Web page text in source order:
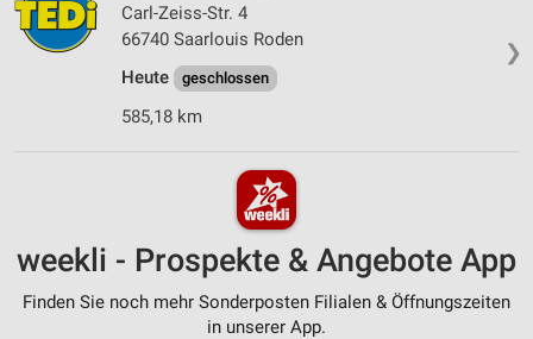
❯
Carl-Zeiss-Str. 4
66740 Saarlouis Roden
Heute
geschlossen
585,18 km
weekli - Prospekte & Angebote App
Finden Sie noch mehr Sonderposten Filialen & Öffnungszeiten
in unserer App.